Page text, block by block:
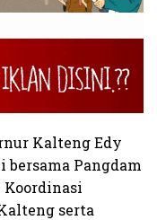
Kalteng Edy
Pangdam
Koordinasi
serta